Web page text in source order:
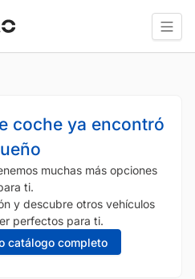
coche ya encontró
muchas más opciones
ti.
y descubre otros vehículos
perfectos para ti.
catálogo completo